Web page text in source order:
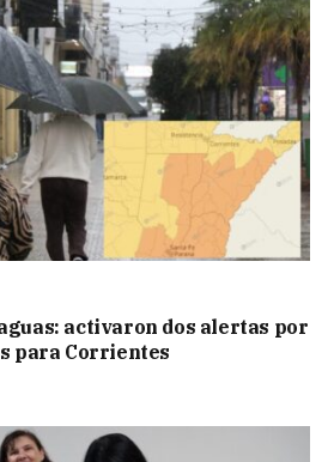
activaron dos alertas por
para Corrientes